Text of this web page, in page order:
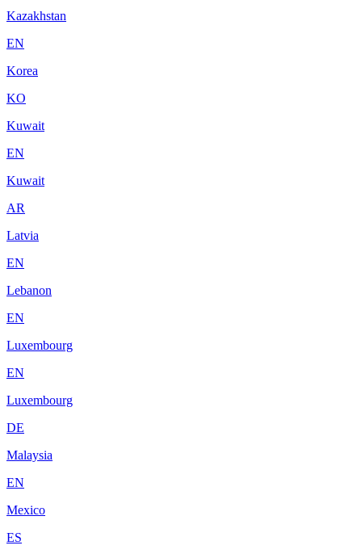
Kazakhstan
EN
Korea
KO
Kuwait
EN
Kuwait
AR
Latvia
EN
Lebanon
EN
Luxembourg
EN
Luxembourg
DE
Malaysia
EN
Mexico
ES